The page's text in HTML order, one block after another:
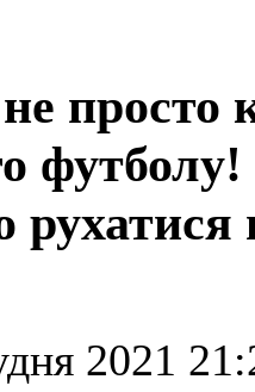
просто
рухатися
2021